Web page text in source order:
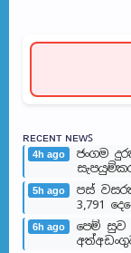
ʀᴇᴄᴇɴᴛ ɴᴇᴡꜱ
4h ago
ජංගම
5h ago
පස්
3,791
6h ago
පෙම් සුව